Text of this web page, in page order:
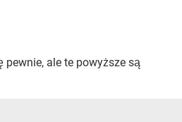
pewnie, ale te powyższe są